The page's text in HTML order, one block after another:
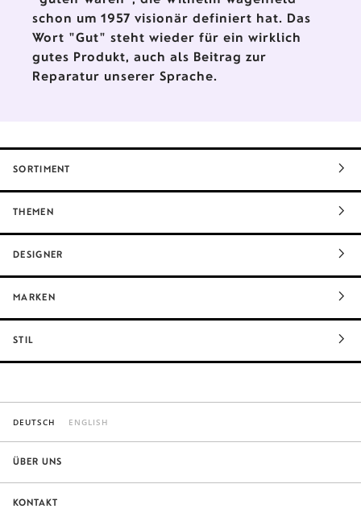
schon um 1957 visionär definiert hat. Das
Wort "Gut" steht wieder für ein wirklich
gutes Produkt, auch als Beitrag zur
Reparatur unserer Sprache.
SORTIMENT
THEMEN
DESIGNER
MARKEN
STIL
DEUTSCH ENGLISH
ÜBER UNS
KONTAKT